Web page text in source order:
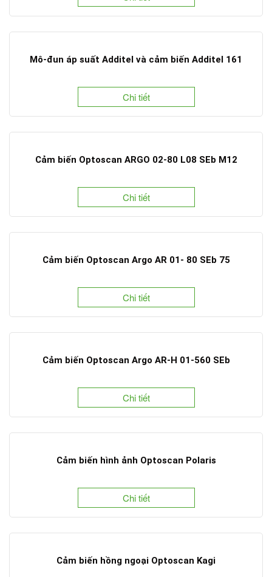
Mô-đun áp suất Additel và cảm biến Additel 161
Chi tiết
Cảm biến Optoscan ARGO 02-80 L08 SEb M12
Chi tiết
Cảm biến Optoscan Argo AR 01- 80 SEb 75
Chi tiết
Cảm biến Optoscan Argo AR-H 01-560 SEb
Chi tiết
Cảm biến hình ảnh Optoscan Polaris
Chi tiết
Cảm biến hồng ngoại Optoscan Kagi